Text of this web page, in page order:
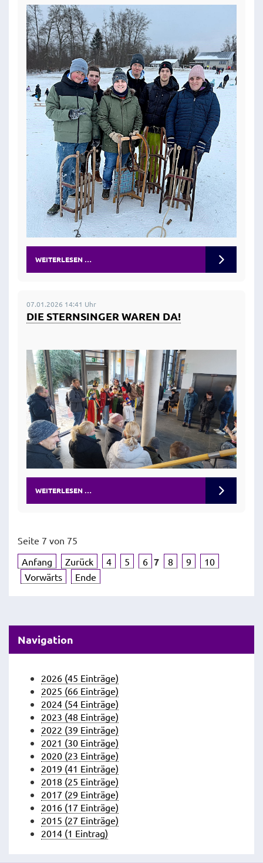
WEITERLESEN …
07.01.2026 14:41 Uhr
DIE STERNSINGER WAREN DA!
WEITERLESEN …
Seite 7 von 75
Anfang
Zurück 4 5 6 7 8 9
10
Vorwärts
Ende
Navigation
2026 (45 Einträge)
2025 (66 Einträge)
2024 (54 Einträge)
2023 (48 Einträge)
2022 (39 Einträge)
2021 (30 Einträge)
2020 (23 Einträge)
2019 (41 Einträge)
2018 (25 Einträge)
2017 (29 Einträge)
2016 (17 Einträge)
2015 (27 Einträge)
2014 (1 Eintrag)